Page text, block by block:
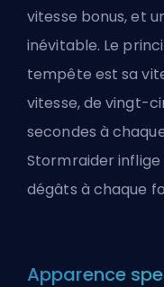
vitesse bonus, et
inévitable. Le
tempête est sa
vitesse, de vingt-
secondes à
Stormraider
dégâts à chaque
Apparence